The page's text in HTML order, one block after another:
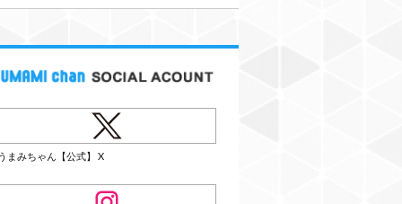
まみちゃん【公式】 X